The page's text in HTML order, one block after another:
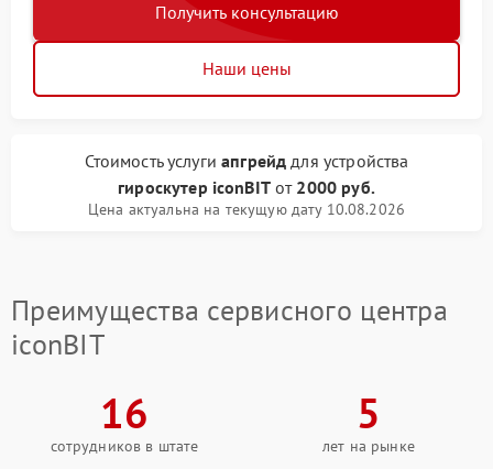
Получить консультацию
Наши цены
Стоимость услугиапгрейд для устройства
гироскутер iconBITот 2000 руб.
Цена актуальна на текущую дату 10.08.2026
Преимущества сервисного центра
iconBIT
16
сотрудников в штате
5
лет на рынке